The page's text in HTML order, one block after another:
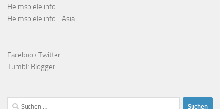
Heimspiele.info
Heimspiele.info - Asia
FacebookTwitter
Tumblr Blogger
Suchen